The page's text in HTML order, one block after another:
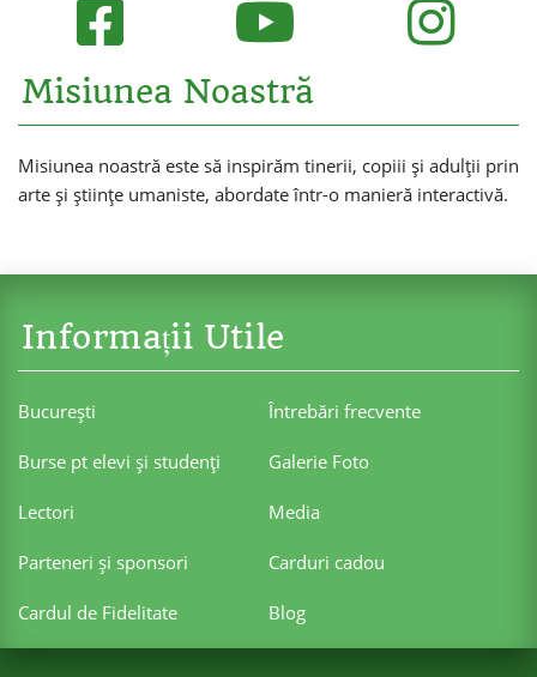
Misiunea Noastră
Misiunea noastră este să inspirăm tinerii, copiii și adulții prin
arte și științe umaniste, abordate într-o manieră interactivă.
Informații Utile
Bucureşti Întrebări frecvente
Burse pt elevi şi studenţi Galerie Foto
Lectori Media
Parteneri şi sponsori Carduri cadou
Cardul de Fidelitate Blog